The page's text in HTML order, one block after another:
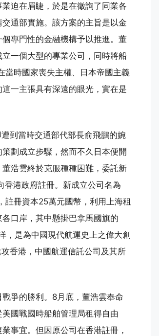
迫在眉睫，於是在徵詢了同業各
通部實施。該方案的主旨是以金
專門性的金融機構予以推進。董
一個大型的專業公司，同時將船
當時國家喪失主權、日本帝國主義
一主張具有深遠的眼光，實在是
到當時交通部代部長俞飛鵬的婉
劃成立步驟，然而不久日本便開
浩雲終於克服種種困難，委託新
港政府註冊。新成立公司名為
，註冊資本25萬元國幣，利用上海租
口岸，其中懸掛巴拿馬國旗的
，是為中國現代航運史上之偉大創
香港，中國航運信託公司及其所
爭的勝利。8月底，董浩雲奉命
國戰國時船舶管理局租得自由
事宜。但因原公司在香港註冊，